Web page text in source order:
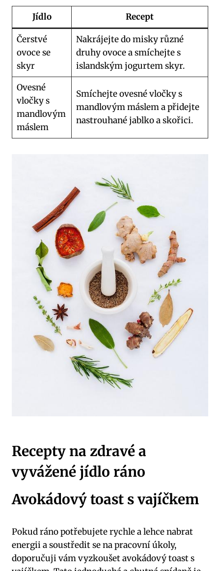
Jídlo Recept
Čerstvé
ovoce se
skyr
Nakrájejte do misky různé
druhy ovoce a smíchejte s
islandským jogurtem skyr.
Ovesné
vločky s
mandlovým
máslem
Smíchejte ovesné vločky s
mandlovým máslem a přidejte
nastrouhané jablko a skořici.
Recepty na zdravé a
vyvážené jídlo ráno
Avokádový toast s vajíčkem
Pokud ráno potřebujete rychle a lehce nabrat
energii a soustředit se na pracovní úkoly,
doporučuji vám vyzkoušet avokádový toast s